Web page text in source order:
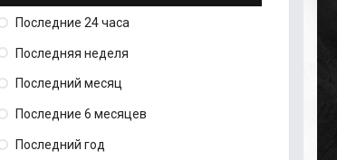
Последние 24 часа
Последняя неделя
Последний месяц
Последние 6 месяцев
Последний год